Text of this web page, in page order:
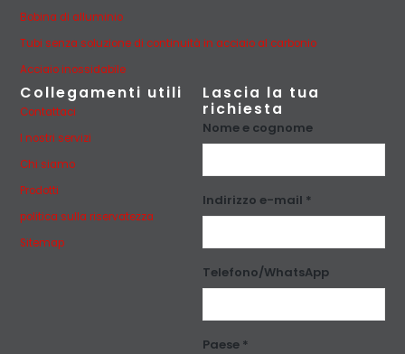
Bobina di alluminio
Tubi senza soluzione di continuità in acciaio al carbonio
Acciaio inossidabile
Collegamenti utili
Contattaci
I nostri servizi
Chi siamo
Prodotti
politica sulla riservatezza
Sitemap
Lascia la tua
richiesta
Nome e cognome
Indirizzo e-mail *
Telefono/WhatsApp
Paese *